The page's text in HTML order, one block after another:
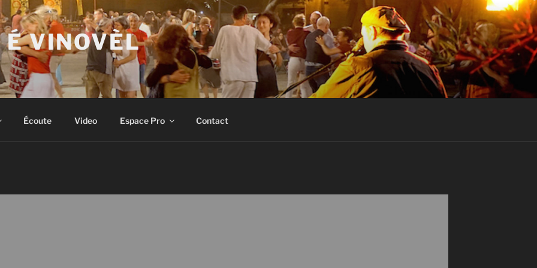
VINOVÈL
Écoute Video Espace Pro Contact